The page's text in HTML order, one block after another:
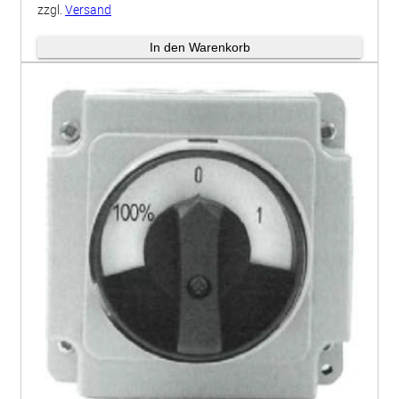
zzgl. Versand
Lieferzeit: ca. 5 Werktage
In den Warenkorb